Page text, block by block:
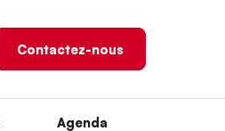
Contactez-nous
Agenda